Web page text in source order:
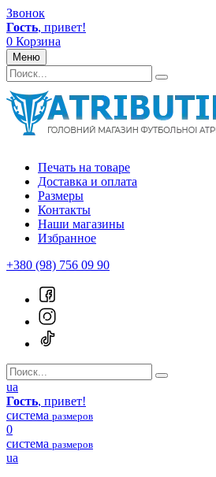
Звонок
Гость, привет!
0 Корзина
Меню
Печать на товаре
Доставка и оплата
Размеры
Контакты
Наши магазины
Избранное
+380 (98) 756 09 90
ua
Гость, привет!
система размеров
0
система размеров
ua